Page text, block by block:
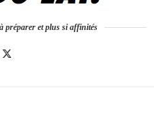
préparer et plus si affinités